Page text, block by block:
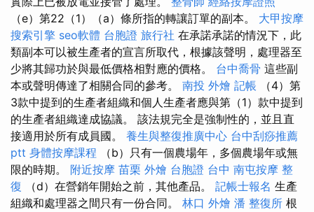
（e）第22（1）（a）條所指的轉讓訂單的副本。 大甲按摩
搜索引擎 seo軟體 台胞證 旅行社 在承諾承諾的情況下，此
類副本可以被生產者的宣言所取代，根據該聲明，處理器至
少將其歸功於與最低價格相對應的價格。 台中喬骨 這些副
本或聲明傳達了相關合同的參考。 南投 外燴 記帳 （4）第
3款中提到的生產者組織和個人生產者應與第（1）款中提到
的生產者組織達成協議。 該法規完全是強制性的，並且直
接適用於所有成員國。 養生與整復推廣中心 台中刮痧推薦
ptt 身體按摩課程 （b）只有一個農場年，多個農場年或無
限的時期。 附近按摩 苗栗 外燴 台胞證 台中 南屯按摩 整
復 （d）在營銷年開始之前，其他產品。 記帳士報名 生產
組織和處理器之間只有一份合同。 林口 外燴 潘 整復所 根